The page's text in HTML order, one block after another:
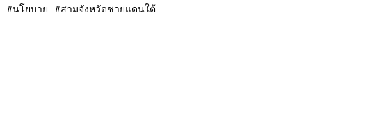
นโยบาย สามจังหวัดชายแดนใต้